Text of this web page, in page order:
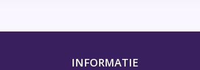
INFORMATIE